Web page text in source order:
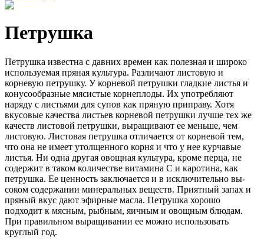
Петрушка
Петрушка известна с дав­них времен как полезная и широко
используемая пряная культура. Различают листовую и
корневую петрушку. У корневой петрушки гладкие листья и
конусообразные мясистые корнеплоды. Их употребляют
наряду с листьями для супов как пряную приправу. Хотя
вкусо­вые качества листьев корневой петрушки лучше тех же
качеств листовой петрушки, выращивают ее меньше, чем
листовую. Листовая петрушка отличается от корневой тем,
что она не имеет утолщенного корня и что у нее курчавые
лис­тья. Ни одна другая овощная куль­тура, кроме перца, не
содержит в таком количестве витамина С и ка­ротина, как
петрушка. Ее ценность заключается и в исключительно вы­
соком содержании минеральных ве­ществ. Приятный запах и
пряный вкус дают эфирные масла. Петрушка хорошо
подходит к мясным, рыбным, яичным и овощным блюдам.
При пра­вильном выращивании ее можно ис­пользовать
круглый год.